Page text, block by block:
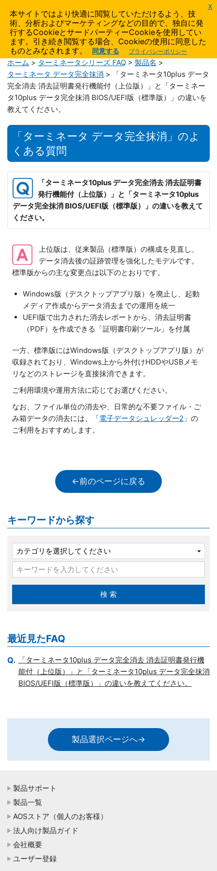
AIDATA
製品サポート
ホーム > ターミネータシリーズ FAQ > 製品名 >
ターミネータ データ完全抹消 > 「ターミネータ10plus データ
完全消去 消去証明書発行機能付（上位版）」と「ターミネー
タ10plus データ完全抹消 BIOS/UEFI版（標準版）」の違いを
教えてください。
「ターミネータ データ完全抹消」のよ
くある質問
「ターミネータ10plus データ完全消去 消去証明書
発行機能付（上位版）」と「ターミネータ10plus
データ完全抹消 BIOS/UEFI版（標準版）」の違いを教えて
ください。
上位版は、従来製品（標準版）の構成を見直し、
データ消去後の証跡管理を強化したモデルです。
標準版からの主な変更点は以下のとおりです。
Windows版（デスクトップアプリ版）を廃止し、起動
メディア作成からデータ消去までの運用を統一
UEFI版で出力された消去レポートから、消去証明書
（PDF）を作成できる「証明書印刷ツール」を付属
一方、標準版にはWindows版（デスクトップアプリ版）が
収録されており、Windows上から外付けHDDやUSBメモ
リなどのストレージを直接抹消できます。
ご利用環境や運用方法に応じてお選びください。
なお、ファイル単位の消去や、日常的な不要ファイル・ご
み箱データの消去には、「電子データシュレッダー2 」の
ご利用をおすすめします。
←前のページに戻る
キーワードから探す
最近見たFAQ
「ターミネータ10plus データ完全消去 消去証明書発行機
能付（上位版）」と「ターミネータ10plus データ完全抹消
BIOS/UEFI版（標準版）」の違いを教えてください。
製品選択ページへ→
製品サポート
製品一覧
AOSストア（個人のお客様）
法人向け製品ガイド
会社概要
ユーザー登録
本サイトではより快適に閲覧していただけるよう、技
術、分析およびマーケティングなどの目的で、独自に発
行するCookieとサードパーティーCookieを使用してい
ます。引き続き閲覧する場合、Cookieの使用に同意した
ものとみなされます。
同意する プライバシーポリシー
x